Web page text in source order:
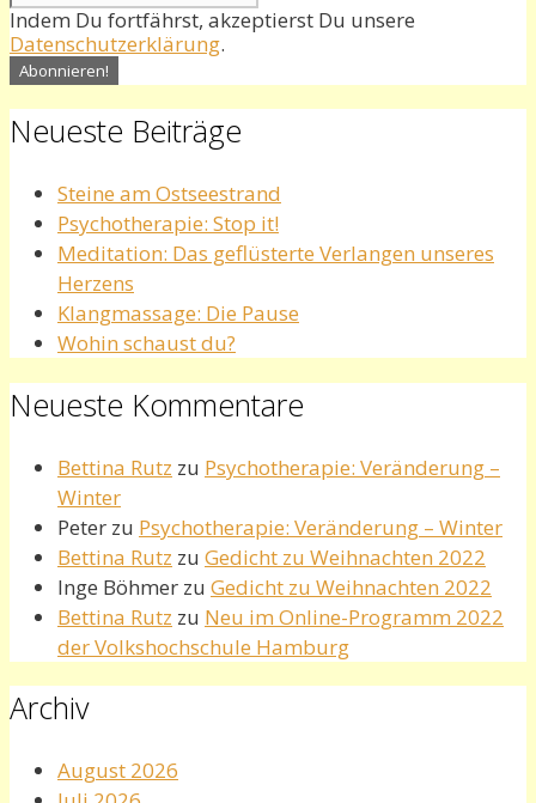
Indem Du fortfährst, akzeptierst Du unsere
Datenschutzerklärung.
Neueste Beiträge
Steine am Ostseestrand
Psychotherapie: Stop it!
Meditation: Das geflüsterte Verlangen unseres
Herzens
Klangmassage: Die Pause
Wohin schaust du?
Neueste Kommentare
Bettina Rutz zu Psychotherapie: Veränderung –
Winter
Peter zu Psychotherapie: Veränderung – Winter
Bettina Rutz zu Gedicht zu Weihnachten 2022
Inge Böhmer zu Gedicht zu Weihnachten 2022
Bettina Rutz zu Neu im Online-Programm 2022
der Volkshochschule Hamburg
Archiv
August 2026